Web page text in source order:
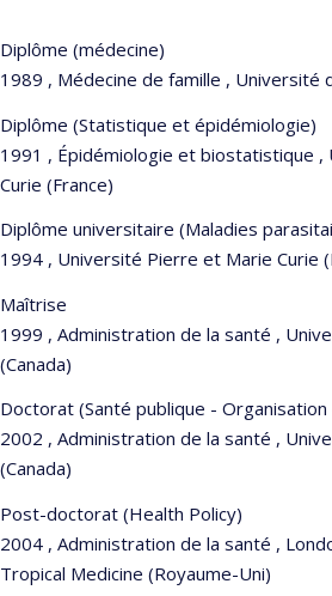
Diplôme (médecine)
1989 , Médecine de famille , Université
Diplôme (Statistique et épidémiologie)
1991 , Épidémiologie et biostatistique
Curie (France)
Diplôme universitaire (Maladies
1994 , Université Pierre et Marie Curie
Maîtrise
1999 , Administration de la santé ,
(Canada)
Doctorat (Santé publique -
2002 , Administration de la santé ,
(Canada)
Post-doctorat (Health Policy)
2004 , Administration de la santé ,
Tropical Medicine (Royaume-Uni)